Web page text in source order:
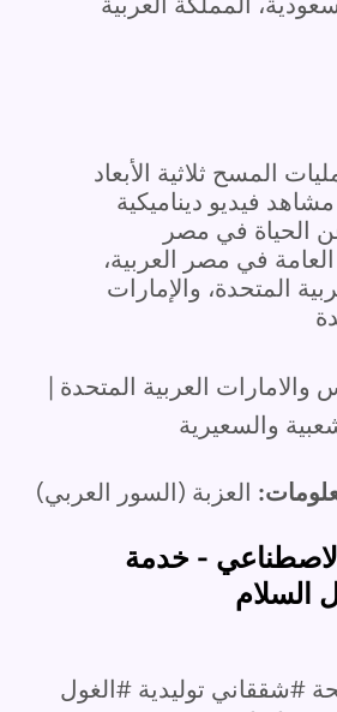
المسح ثلاثية الأبعاد
فيديو ديناميكية
الحياة في مصر
العامة في مصر العربية،
المتحدة، والإمارات
العربية المتحدة |
والسعيرية
العزبة (السور العربي)
الاصطناعي - خدمة
السلام
#شققاني توليدية #الغول